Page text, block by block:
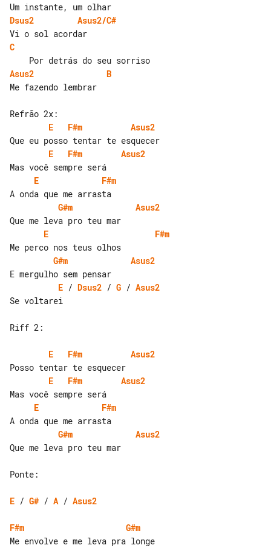
Dsus2
Asus2/C#
C
Asus2
B
Me fazendo lembrar
E
F#m
Asus2
E
F#m
Asus2
E
F#m
G#m
Asus2
E
F#m
G#m
Asus2
E / Dsus2 / G / Asus2
Se voltarei
Riff 2:
E F#m
Asus2
E
F#m
Asus2
E
F#m
G#m
Asus2
Que me leva pro teu mar
Ponte:
E / G# / A / Asus2
F#m
G#m